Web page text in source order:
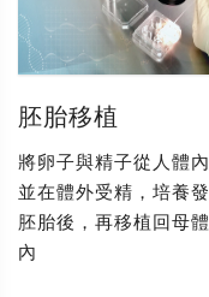
胚胎移植
將卵子與精子從人體
並在體外受精，培養
胚胎後，再移植回母
內